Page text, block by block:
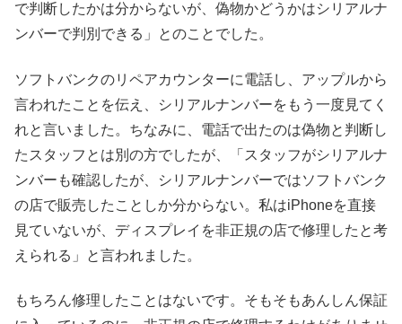
で判断したかは分からないが、偽物かどうかはシリアルナ
ンバーで判別できる」とのことでした。
ソフトバンクのリペアカウンターに電話し、アップルから
言われたことを伝え、シリアルナンバーをもう一度見てく
れと言いました。ちなみに、電話で出たのは偽物と判断し
たスタッフとは別の方でしたが、「スタッフがシリアルナ
ンバーも確認したが、シリアルナンバーではソフトバンク
の店で販売したことしか分からない。私はiPhoneを直接
見ていないが、ディスプレイを非正規の店で修理したと考
えられる」と言われました。
もちろん修理したことはないです。そもそもあんしん保証